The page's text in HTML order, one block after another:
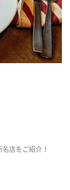
店をご紹介！